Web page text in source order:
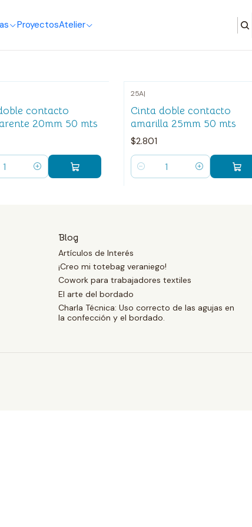
ProyectosAtelier
Doble Contacto
contacto
20mm 50 mts
25A|
Cinta doble contacto
amarilla 25mm 50 mts
$2.801
Cantidad
Blog
Artículos de Interés
¡Creo mi totebag veraniego!
Cowork para trabajadores textiles
El arte del bordado
Charla Técnica: Uso correcto de las agujas en
la confección y el bordado.